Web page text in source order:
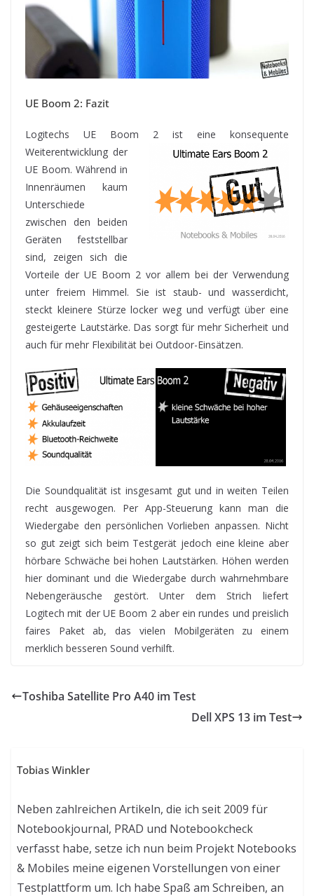
UE Boom 2: Fazit
Logitechs UE Boom 2 ist eine konsequente
Weiterentwicklung der
UE Boom. Während in
Innenräumen kaum
Unterschiede
zwischen den beiden
Geräten feststellbar
sind, zeigen sich die
Vorteile der UE Boom 2 vor allem bei der Verwendung
unter freiem Himmel. Sie ist staub- und wasserdicht,
steckt kleinere Stürze locker weg und verfügt über eine
gesteigerte Lautstärke. Das sorgt für mehr Sicherheit und
auch für mehr Flexibilität bei Outdoor-Einsätzen.
Die Soundqualität ist insgesamt gut und in weiten Teilen
recht ausgewogen. Per App-Steuerung kann man die
Wiedergabe den persönlichen Vorlieben anpassen. Nicht
so gut zeigt sich beim Testgerät jedoch eine kleine aber
hörbare Schwäche bei hohen Lautstärken. Höhen werden
hier dominant und die Wiedergabe durch wahrnehmbare
Nebengeräusche gestört. Unter dem Strich liefert
Logitech mit der UE Boom 2 aber ein rundes und preislich
faires Paket ab, das vielen Mobilgeräten zu einem
merklich besseren Sound verhilft.
Toshiba Satellite Pro A40 im Test
Dell XPS 13 im Test
Tobias Winkler
Neben zahlreichen Artikeln, die ich seit 2009 für
Notebookjournal, PRAD und Notebookcheck
verfasst habe, setze ich nun beim Projekt Notebooks
& Mobiles meine eigenen Vorstellungen von einer
Testplattform um. Ich habe Spaß am Schreiben, an